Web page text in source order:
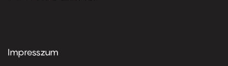
Footer
Impresszum